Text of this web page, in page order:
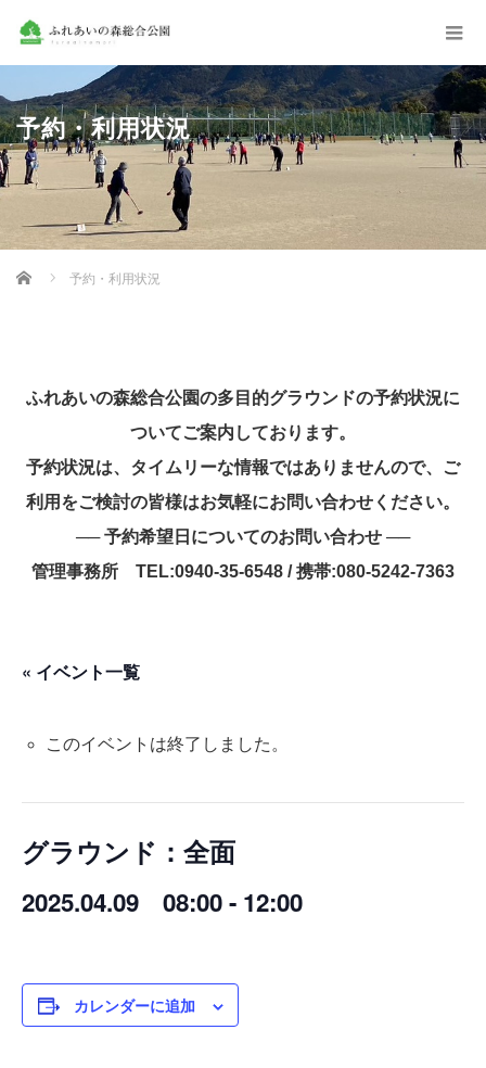
予約・利用状況
Home 予約・利用状況
ふれあいの森総合公園の多目的グラウンドの予約状況に
ついてご案内しております。
予約状況は、タイムリーな情報ではありませんので、ご
利用をご検討の皆様はお気軽にお問い合わせください。
── 予約希望日についてのお問い合わせ ──
管理事務所 TEL:0940-35-6548 / 携帯:080-5242-7363
« イベント一覧
このイベントは終了しました。
グラウンド：全面
2025.04.09 08:00- 12:00
カレンダーに追加